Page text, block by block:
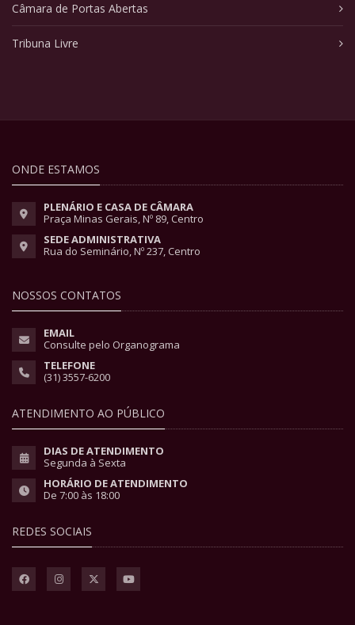
Câmara de Portas Abertas
Tribuna Livre
ONDE ESTAMOS
PLENÁRIO E CASA DE CÂMARA
Praça Minas Gerais, Nº 89, Centro
SEDE ADMINISTRATIVA
Rua do Seminário, Nº 237, Centro
NOSSOS CONTATOS
EMAIL
Consulte pelo Organograma
TELEFONE
(31) 3557-6200
ATENDIMENTO AO PÚBLICO
DIAS DE ATENDIMENTO
Segunda à Sexta
HORÁRIO DE ATENDIMENTO
De 7:00 às 18:00
REDES SOCIAIS